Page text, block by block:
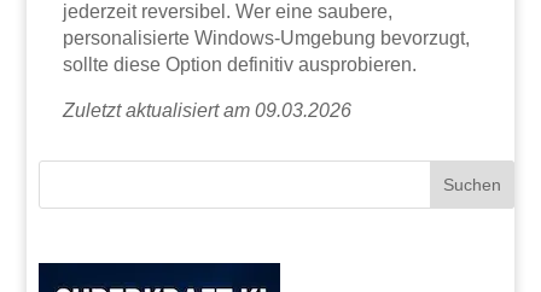
jederzeit reversibel. Wer eine saubere,
personalisierte Windows-Umgebung bevorzugt,
sollte diese Option definitiv ausprobieren.
Zuletzt aktualisiert am 09.03.2026